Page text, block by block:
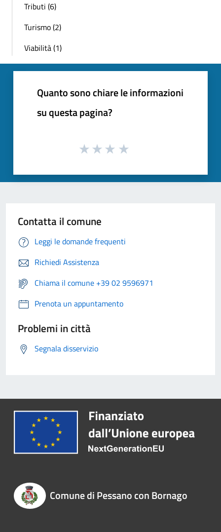
Tributi (6)
Turismo (2)
Viabilità (1)
Quanto sono chiare le informazioni
su questa pagina?
Contatta il comune
Leggi le domande frequenti
Richiedi Assistenza
Chiama il comune +39 02 9596971
Prenota un appuntamento
Problemi in città
Segnala disservizio
Comune di Pessano con Bornago